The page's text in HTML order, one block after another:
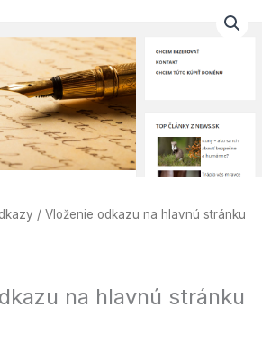
/ Vloženie odkazu na hlavnú stránku
na hlavnú stránku
18,00 €
through
49,00 €